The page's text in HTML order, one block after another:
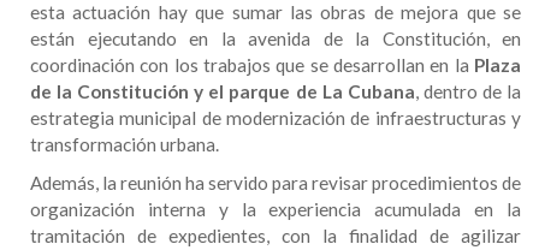
esta actuación hay que sumar las obras de mejora que se
están ejecutando en la avenida de la Constitución, en
coordinación con los trabajos que se desarrollan en la Plaza
de la Constitución y el parque de La Cubana, dentro de la
estrategia municipal de modernización de infraestructuras y
transformación urbana.
Además, la reunión ha servido para revisar procedimientos de
organización interna y la experiencia acumulada en la
tramitación de expedientes, con la finalidad de agilizar